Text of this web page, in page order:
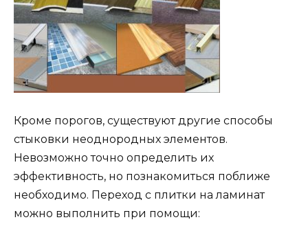
Кроме порогов, существуют другие способы
стыковки неоднородных элементов.
Невозможно точно определить их
эффективность, но познакомиться поближе
необходимо. Переход с плитки на ламинат
можно выполнить при помощи: